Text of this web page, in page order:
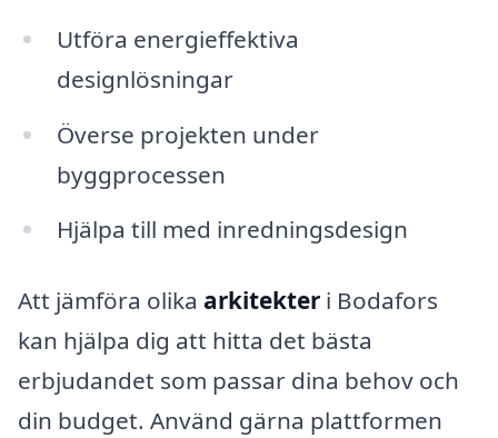
Utföra energieffektiva
designlösningar
Överse projekten under
byggprocessen
Hjälpa till med inredningsdesign
Att jämföra olika arkitekter i Bodafors
kan hjälpa dig att hitta det bästa
erbjudandet som passar dina behov och
din budget. Använd gärna plattformen